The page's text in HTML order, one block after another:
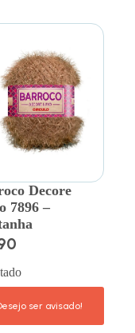
Decore
7896 –